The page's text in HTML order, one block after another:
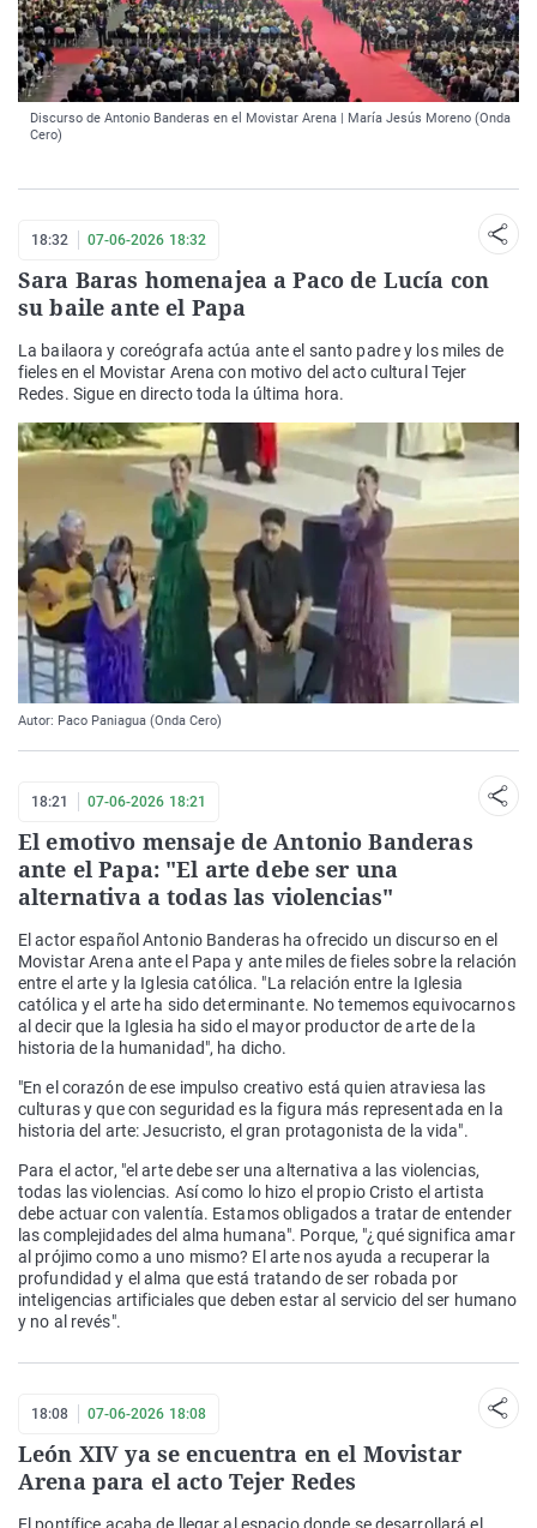
Discurso de Antonio Banderas en el Movistar Arena | María Jesús Moreno (Onda
Cero)
18:32 07-06-2026 18:32
Sara Baras homenajea a Paco de Lucía con
su baile ante el Papa
La bailaora y coreógrafa actúa ante el santo padre y los miles de
fieles en el Movistar Arena con motivo del acto cultural Tejer
Redes. Sigue en directo toda la última hora.
Autor: Paco Paniagua (Onda Cero)
18:21 07-06-2026 18:21
El emotivo mensaje de Antonio Banderas
ante el Papa: "El arte debe ser una
alternativa a todas las violencias"
El actor español Antonio Banderas ha ofrecido un discurso en el
Movistar Arena ante el Papa y ante miles de fieles sobre la relación
entre el arte y la Iglesia católica. "La relación entre la Iglesia
católica y el arte ha sido determinante. No tememos equivocarnos
al decir que la Iglesia ha sido el mayor productor de arte de la
historia de la humanidad", ha dicho.
"En el corazón de ese impulso creativo está quien atraviesa las
culturas y que con seguridad es la figura más representada en la
historia del arte: Jesucristo, el gran protagonista de la vida".
Para el actor, "el arte debe ser una alternativa a las violencias,
todas las violencias. Así como lo hizo el propio Cristo el artista
debe actuar con valentía. Estamos obligados a tratar de entender
las complejidades del alma humana". Porque, "¿qué significa amar
al prójimo como a uno mismo? El arte nos ayuda a recuperar la
profundidad y el alma que está tratando de ser robada por
inteligencias artificiales que deben estar al servicio del ser humano
y no al revés".
18:08 07-06-2026 18:08
León XIV ya se encuentra en el Movistar
Arena para el acto Tejer Redes
El pontífice acaba de llegar al espacio donde se desarrollará el